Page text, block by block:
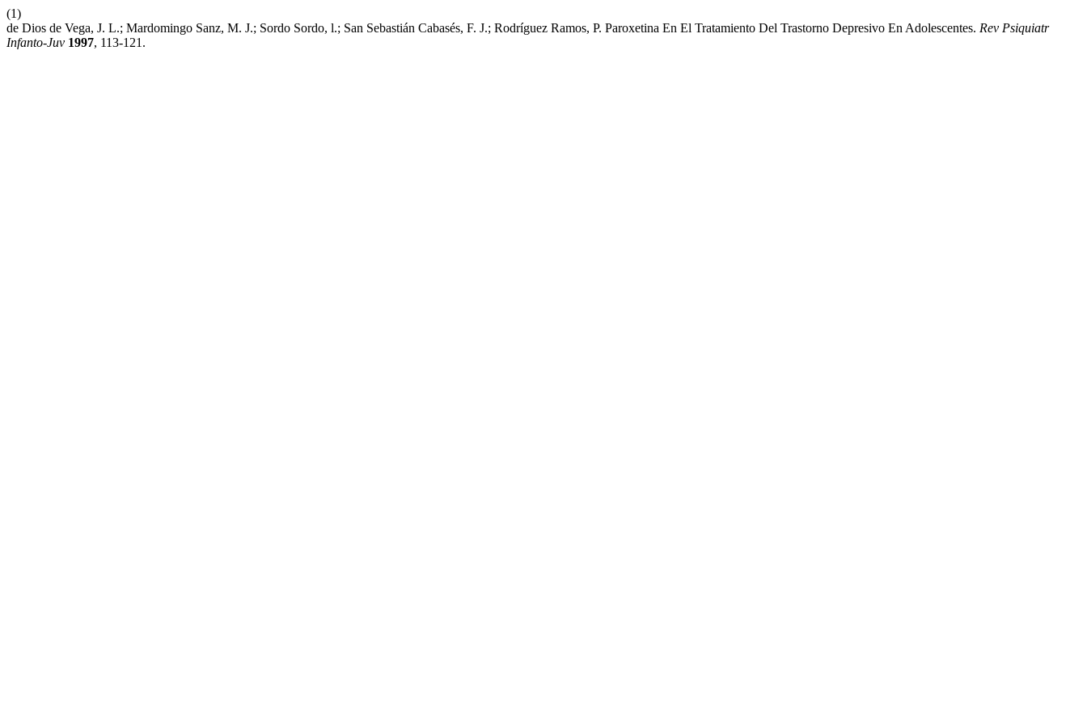
(1)
de Dios de Vega, J. L.; Mardomingo Sanz, M. J.; Sordo Sordo, l.; San Sebastián Cabasés, F. J.; Rodríguez Ramos, P. Paroxetina En El Tratamiento Del Trastorno Depresivo En Adolescentes. Rev Psiquiatr
Infanto-Juv 1997, 113-121.